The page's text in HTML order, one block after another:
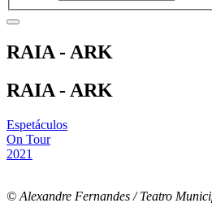
RAIA - ARK
RAIA - ARK
Espetáculos
On Tour
2021
© Alexandre Fernandes / Teatro